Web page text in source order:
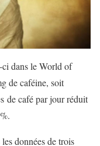
ci dans le World of
de caféine, soit
de café par jour réduit
données de trois